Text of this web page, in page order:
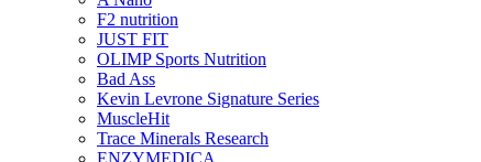
F2 nutrition
JUST FIT
OLIMP Sports Nutrition
Bad Ass
Kevin Levrone Signature Series
MuscleHit
Trace Minerals Research
ENZYMEDICA